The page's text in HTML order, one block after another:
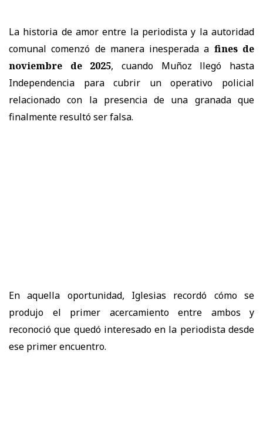
La historia de amor entre la periodista y la autoridad
comunal comenzó de manera inesperada a fines de
noviembre de 2025, cuando Muñoz llegó hasta
Independencia para cubrir un operativo policial
relacionado con la presencia de una granada que
finalmente resultó ser falsa.
En aquella oportunidad, Iglesias recordó cómo se
produjo el primer acercamiento entre ambos y
reconoció que quedó interesado en la periodista desde
ese primer encuentro.